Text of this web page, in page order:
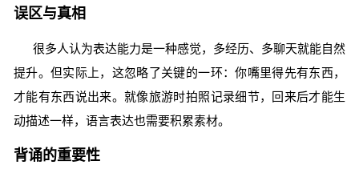
误区与真相
很多人认为表达能力是一种感觉，多经历、多聊天就能自然
提升。但实际上，这忽略了关键的一环：你嘴里得先有东西，
才能有东西说出来。就像旅游时拍照记录细节，回来后才能生
动描述一样，语言表达也需要积累素材。
背诵的重要性